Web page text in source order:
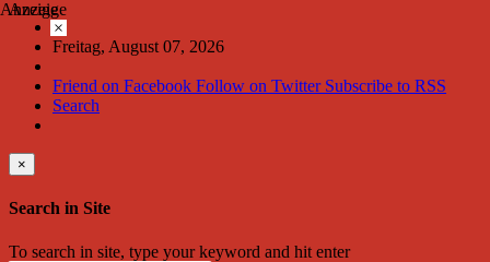
Freitag, August 07, 2026
Friend on Facebook Follow on Twitter Subscribe to RSS
Search
×
Search in Site
To search in site, type your keyword and hit enter
Anzeige
×
Anzeige